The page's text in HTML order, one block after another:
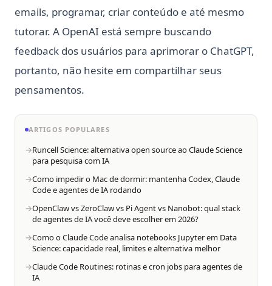
aprender?
Redução de Dimensionalidade em Python: Principais Dicas
que Você Precisa Saber
SVM em Python, o que é e como usar
SVM in Python, What It Is and How to Use It
Side_effect in Python - What It Is And How to Use?
Sklearn Train Test Split: Complete Guide to Splitting Data in
Python
Sklearn Train Test Split: Guia Completo para Dividir Dados
em Python
Slider de datas do Streamlit - Uma introdução passo a
Snowflake Connector Python: Instale e Conecte-se ao
Snowflake Connector Python: Install and Connect to
emails, programar, criar conteúdo e até mesmo
tutorar. A OpenAI está sempre buscando
feedback dos usuários para aprimorar o ChatGPT,
portanto, não hesite em compartilhar seus
pensamentos.
ARTIGOS POPULARES
Runcell Science: alternativa open source ao Claude Science
para pesquisa com IA
Como impedir o Mac de dormir: mantenha Codex, Claude
Code e agentes de IA rodando
OpenClaw vs ZeroClaw vs Pi Agent vs Nanobot: qual stack
de agentes de IA você deve escolher em 2026?
Como o Claude Code analisa notebooks Jupyter em Data
Science: capacidade real, limites e alternativa melhor
Claude Code Routines: rotinas e cron jobs para agentes de
IA